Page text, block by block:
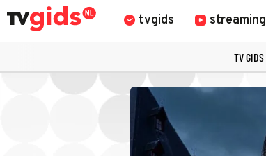
tvgids streaming
TV GIDS